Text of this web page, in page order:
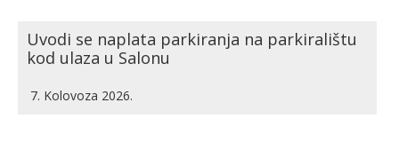
Uvodi se naplata parkiranja na parkiralištu
kod ulaza u Salonu
7. Kolovoza 2026.